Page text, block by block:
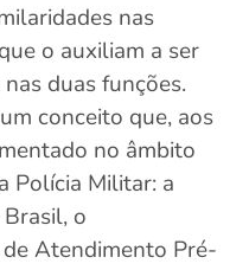
nas
o auxiliam a ser
duas funções.
conceito que, aos
no âmbito
Polícia Militar: a
o
Atendimento Pré-